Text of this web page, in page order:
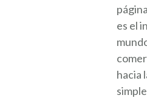
es el
hacia